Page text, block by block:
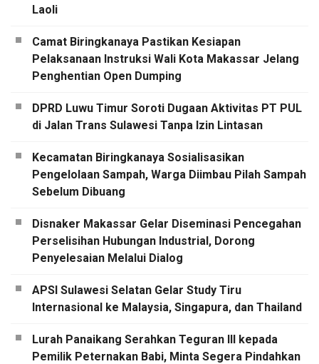
Laoli
Camat Biringkanaya Pastikan Kesiapan
Pelaksanaan Instruksi Wali Kota Makassar Jelang
Penghentian Open Dumping
DPRD Luwu Timur Soroti Dugaan Aktivitas PT PUL
di Jalan Trans Sulawesi Tanpa Izin Lintasan
Kecamatan Biringkanaya Sosialisasikan
Pengelolaan Sampah, Warga Diimbau Pilah Sampah
Sebelum Dibuang
Disnaker Makassar Gelar Diseminasi Pencegahan
Perselisihan Hubungan Industrial, Dorong
Penyelesaian Melalui Dialog
APSI Sulawesi Selatan Gelar Study Tiru
Internasional ke Malaysia, Singapura, dan Thailand
Lurah Panaikang Serahkan Teguran III kepada
Pemilik Peternakan Babi, Minta Segera Pindahkan